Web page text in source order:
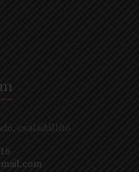
családállító